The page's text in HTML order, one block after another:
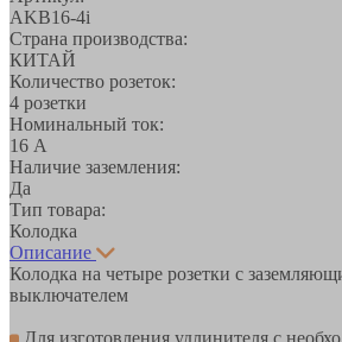
AKB16-4i
Страна производства:
КИТАЙ
Количество розеток:
4 розетки
Номинальный ток:
16 А
Наличие заземления:
Да
Тип товара:
Колодка
Описание
Колодка на четыре розетки с
выключателем
Для изготовления удлинителя с